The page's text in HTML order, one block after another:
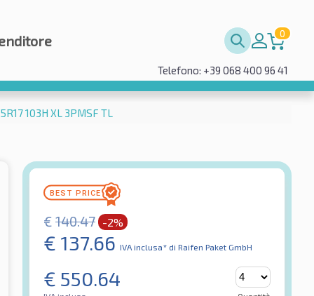
0
Telefono: +39 068 400 96 41
103H XL 3PMSF TL
€ 140.47 -2%
€ 137.66 IVA inclusa* di Raifen Paket GmbH
€ 550.64